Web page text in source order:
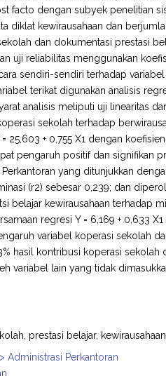
facto dengan subyek penelitian
diklat kewirausahaan dan
dan dokumentasi prestasi
uji reliabilitas menggunakan
sendiri-sendiri terhadap
terikat digunakan analisis
analisis meliputi uji linearitas
sekolah terhadap
25,603 + 0,755 X1 dengan
pengaruh positif dan signifikan
yang ditunjukkan
(r2) sebesar 0,239; dan
belajar kewirausahaan terhadap
regresi Y = 6,169 + 0,633
variabel koperasi sekolah
hasil kontribusi koperasi sekolah
variabel lain yang tidak
prestasi belajar, kewirausahaan
Administrasi Perkantoran